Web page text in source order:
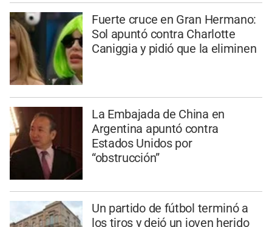
Fuerte cruce en Gran Hermano:
Sol apuntó contra Charlotte
Caniggia y pidió que la eliminen
La Embajada de China en
Argentina apuntó contra
Estados Unidos por
“obstrucción”
Un partido de fútbol terminó a
los tiros y dejó un joven herido